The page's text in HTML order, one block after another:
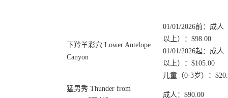
下羚羊彩穴 Lower Antelope
Canyon
01/01/2026前：成人
以上）：$98.00
01/01/2026起：成人
以上）：$105.00
儿童（0-3岁）：
猛男秀 Thunder from
成人：$90.00